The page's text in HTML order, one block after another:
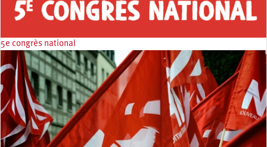
5e congrès national